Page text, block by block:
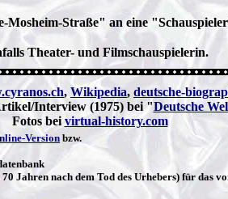
Mosheim-Straße" an eine
Theater- und Filmschauspielerin.
, Wikipedia, deutsche-
Interview (1975) bei "Deutsche
Fotos beivirtual-history.com
Versionbzw.
Jahren nach dem Tod des Urhebers) für das